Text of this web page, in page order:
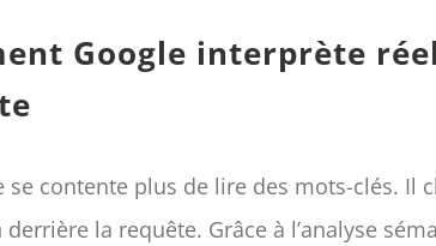
Google interprète
se contente plus de lire des mots-clés. Il
derrière la requête. Grâce à l’analyse